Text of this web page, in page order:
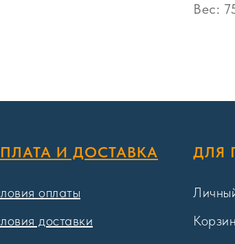
Вес:
И ДОСТАВКА
оплаты
доставки
ДЛЯ